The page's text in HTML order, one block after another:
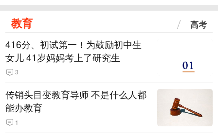
教育 高考
416分、初试第一！为鼓励初中生
女儿 41岁妈妈考上了研究生
3
传销头目变教育导师 不是什么人都
能办教育
1